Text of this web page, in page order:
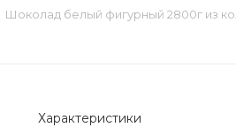
Шоколад белый фигурный 2800г из
Характеристики